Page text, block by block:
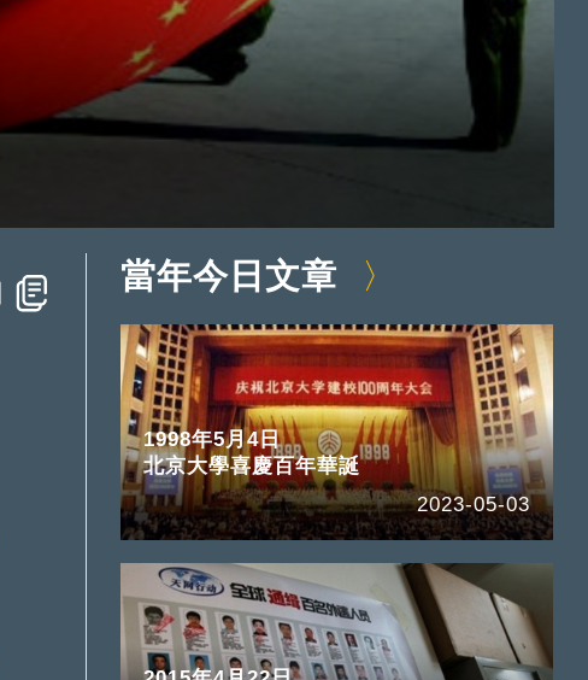
當年今日文章
1998年5月4日
北京大學喜慶百年華誕
2023-05-03